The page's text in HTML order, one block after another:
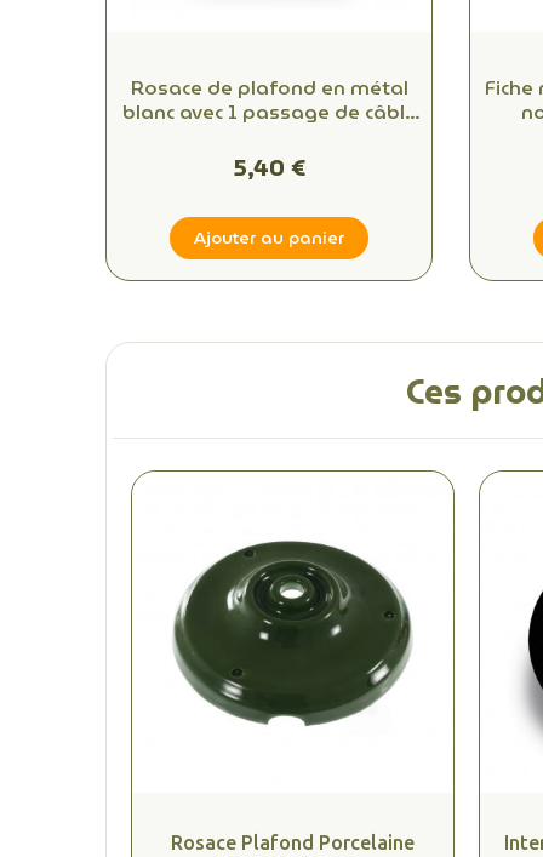
Rosace de plafond en métal
blanc avec 1 passage de câble
style
5,40 €
Ajouter au panier
Fiche
Ces
Rosace Plafond Porcelaine